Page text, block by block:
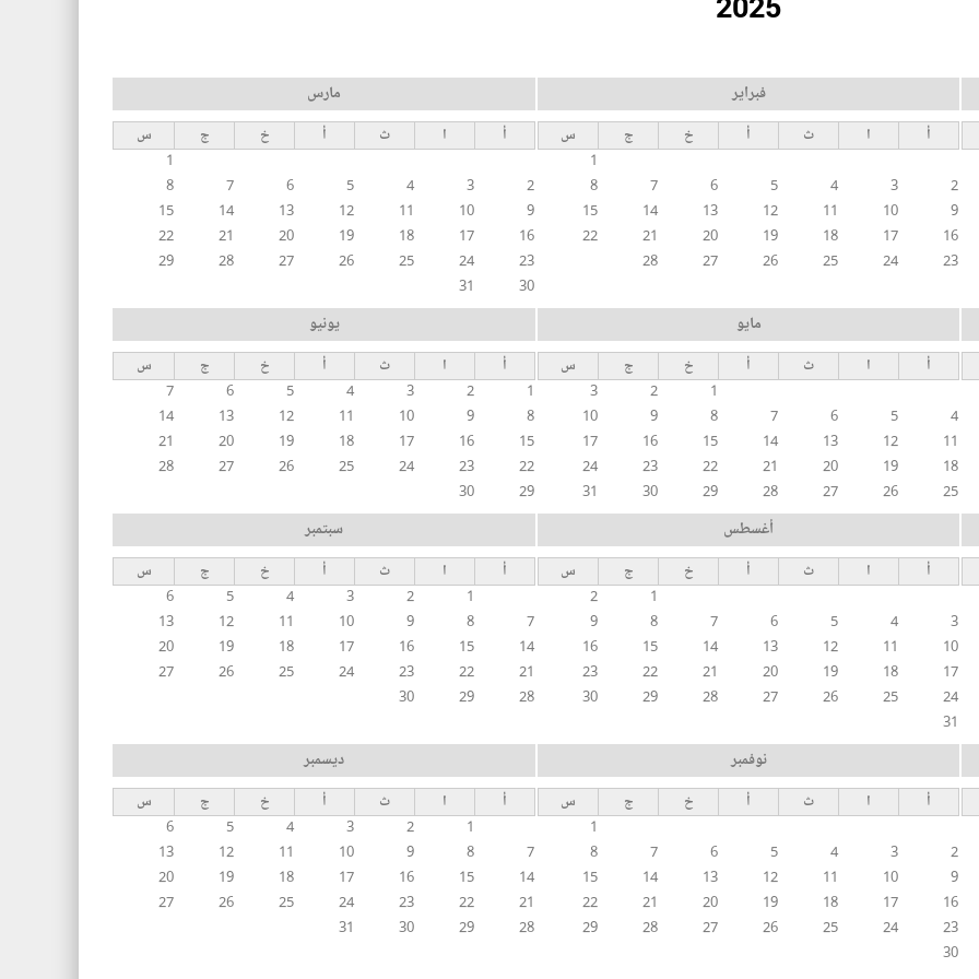
فبراير
أ ا ث أ خ ج
س
1
2
3
4
5
6
7
8
9
10
11
12
13
14
15
16
17
18
19
20
21
22
23
24
25
26
27
28
مارس
أ ا ث أ خ ج
س
1
2
3
4
5
6
7
8
9
10
11
12
13
14
15
16
17
18
19
20
21
22
23
24
25
26
27
28
29
30
31
مايو
أ ا ث أ خ ج
س
1
2
3
4
5
6
7
8
9
10
11
12
13
14
15
16
17
18
19
20
21
22
23
24
25
26
27
28
29
30
31
يونيو
أ ا ث أ خ ج
س
1
2
3
4
5
6
7
8
9
10
11
12
13
14
15
16
17
18
19
20
21
22
23
24
25
26
27
28
29
30
أغسطس
أ ا ث أ خ ج
س
1
2
3
4
5
6
7
8
9
10
11
12
13
14
15
16
17
18
19
20
21
22
23
24
25
26
27
28
29
30
31
سبتمبر
أ ا ث أ خ ج
س
1
2
3
4
5
6
7
8
9
10
11
12
13
14
15
16
17
18
19
20
21
22
23
24
25
26
27
28
29
30
نوفمبر
أ ا ث أ خ ج
س
1
2
3
4
5
6
7
8
9
10
11
12
13
14
15
16
17
18
19
20
21
22
23
24
25
26
27
28
29
30
ديسمبر
أ ا ث أ خ ج
س
1
2
3
4
5
6
7
8
9
10
11
12
13
14
15
16
17
18
19
20
21
22
23
24
25
26
27
28
29
30
31